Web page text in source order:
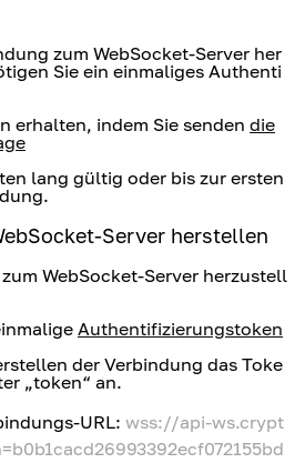
zum WebSocket-Server her
Sie ein einmaliges Authenti
erhalten, indem Sie senden die
lang gültig oder bis zur ersten
Server herstellen
WebSocket-Server herzustell
Authentifizierungstoken
der Verbindung das Toke
„token“ an.
URL: wss://api-ws.crypt